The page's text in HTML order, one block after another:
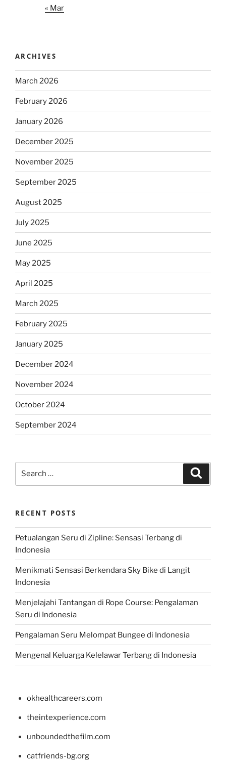
« Mar
ARCHIVES
March 2026
February 2026
January 2026
December 2025
November 2025
September 2025
August 2025
July 2025
June 2025
May 2025
April 2025
March 2025
February 2025
January 2025
December 2024
November 2024
October 2024
September 2024
RECENT POSTS
Petualangan Seru di Zipline: Sensasi Terbang di
Indonesia
Menikmati Sensasi Berkendara Sky Bike di Langit
Indonesia
Menjelajahi Tantangan di Rope Course: Pengalaman
Seru di Indonesia
Pengalaman Seru Melompat Bungee di Indonesia
Mengenal Keluarga Kelelawar Terbang di Indonesia
okhealthcareers.com
theintexperience.com
unboundedthefilm.com
catfriends-bg.org